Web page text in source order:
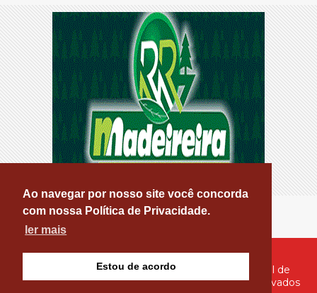
Ao navegar por nosso site você concorda
com nossa Política de Privacidade.
ler mais
Estou de acordo
© Copyright 2026 - PATOS ONLINE - O seu Portal de
Notícias de Patos e Região - Todos os direitos reservados